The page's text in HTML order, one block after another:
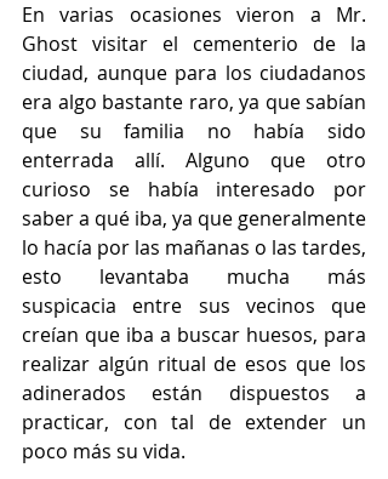
En varias ocasiones vieron a Mr.
Ghost visitar el cementerio de la
ciudad, aunque para los ciudadanos
era algo bastante raro, ya que sabían
que su familia no había sido
enterrada allí. Alguno que otro
curioso se había interesado por
saber a qué iba, ya que generalmente
lo hacía por las mañanas o las tardes,
esto levantaba mucha más
suspicacia entre sus vecinos que
creían que iba a buscar huesos, para
realizar algún ritual de esos que los
adinerados están dispuestos a
practicar, con tal de extender un
poco más su vida.